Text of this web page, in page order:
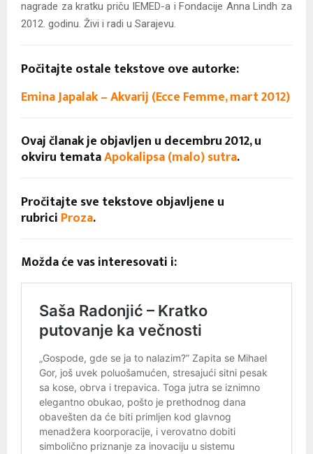
nagrade za kratku priču IEMED-a i Fondacije Anna Lindh za
2012. godinu. Živi i radi u Sarajevu.
Počitajte ostale tekstove ove autorke:
Emina Japalak – Akvarij (Ecce Femme, mart 2012)
Ovaj članak je objavljen u decembru 2012, u
okviru temataApokalipsa (malo) sutra.
Pročitajte sve tekstove objavljene u
rubrici Proza.
Možda će vas interesovati i: